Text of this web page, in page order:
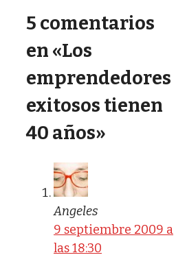
5 comentarios
en «Los
emprendedores
exitosos tienen
40 años»
Angeles
9 septiembre 2009 a
las 18:30